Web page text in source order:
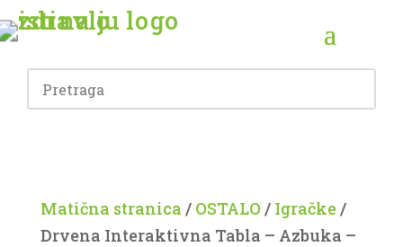
Matična stranica / OSTALO/ Igračke/
Drvena Interaktivna Tabla – Azbuka –